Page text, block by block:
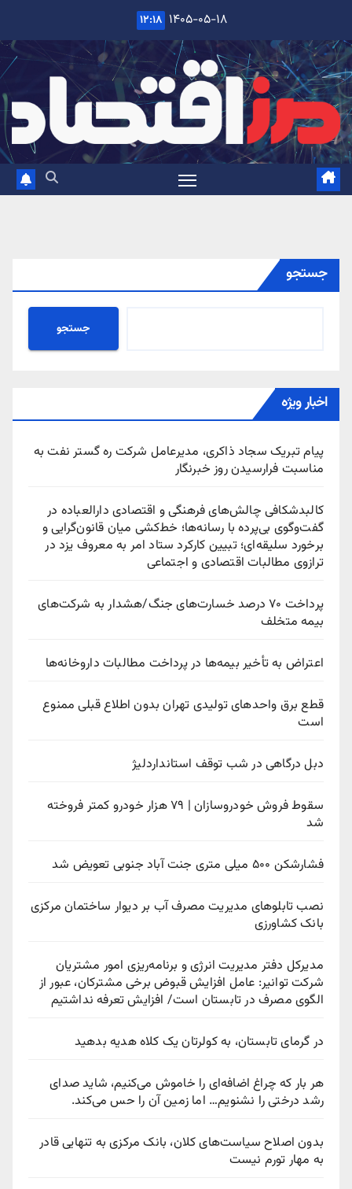
content
۱۴۰۵-۰۵-۱۸ ۱۲:۱۸
جستجو
جستجو
اخبار ویژه
پیام تبریک سجاد ذاکری، مدیرعامل شرکت ره‌ گستر نفت به
مناسبت فرارسیدن روز خبرنگار
کالبدشکافی چالش‌های فرهنگی و اقتصادی دارالعباده در
گفت‌وگوی بی‌پرده با رسانه‌ها؛ خط‌کشی میان قانون‌گرایی و
برخورد سلیقه‌ای؛ تبیین کارکرد ستاد امر به معروف یزد در
ترازوی مطالبات اقتصادی و اجتماعی
پرداخت ۷۰ درصد خسارت‌های جنگ/هشدار به شرکت‌های
بیمه متخلف
اعتراض به تأخیر بیمه‌ها در پرداخت مطالبات داروخانه‌ها
قطع برق واحدهای تولیدی تهران بدون اطلاع قبلی ممنوع
است
دبل درگاهی در شب توقف استانداردلیژ
سقوط فروش خودروسازان | ۷۹ هزار خودرو کمتر فروخته
شد
فشارشکن ۵۰۰ میلی متری جنت آباد جنوبی تعویض شد
نصب تابلوهای مدیریت مصرف آب بر دیوار ساختمان مرکزی
بانک کشاورزی
مدیرکل دفتر مدیریت انرژی و برنامه‌ریزی امور مشتریان
شرکت توانیر: عامل افزایش قبوض برخی مشترکان، عبور از
الگوی مصرف در تابستان است/ افزایش تعرفه نداشتیم
در گرمای تابستان، به کولرتان یک کلاه هدیه بدهید
هر بار که چراغ اضافه‌ای را خاموش می‌کنیم، شاید صدای
رشد درختی را نشنویم… اما زمین آن را حس می‌کند.
بدون اصلاح سیاست‌های کلان، بانک مرکزی به تنهایی قادر
به مهار تورم نیست